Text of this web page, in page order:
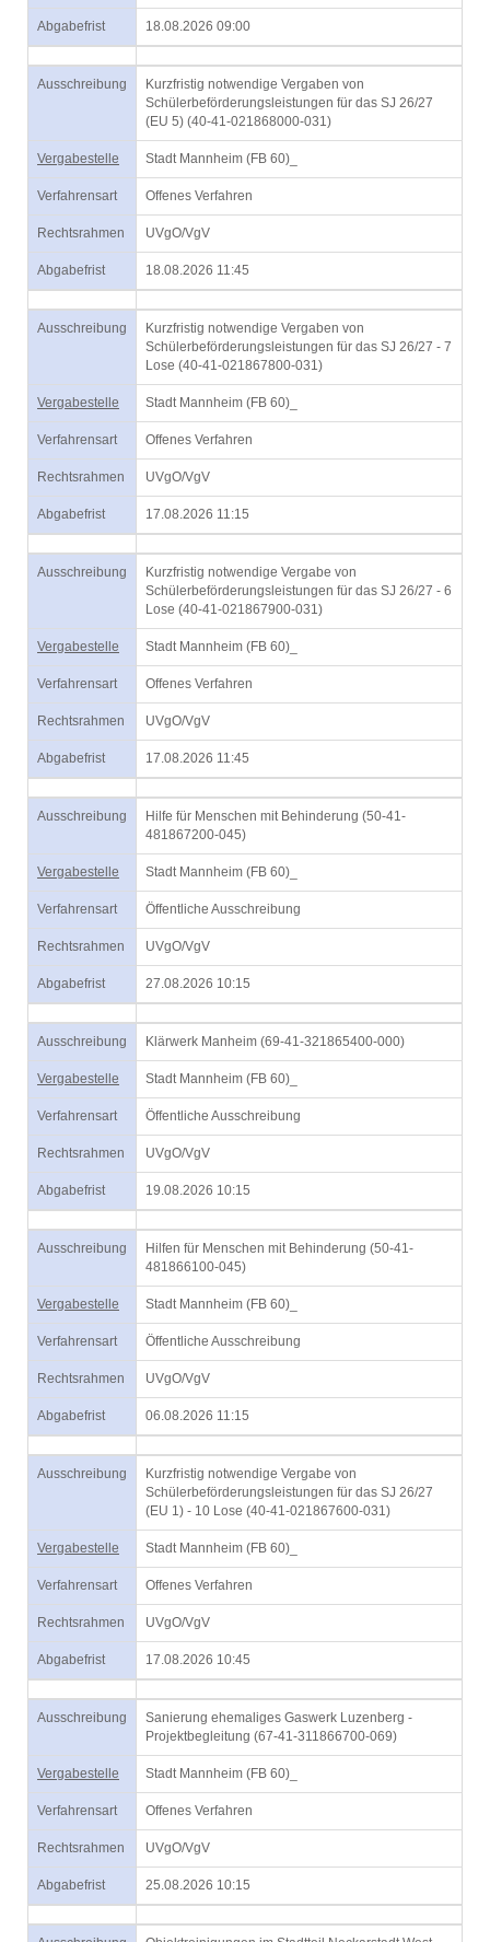
Abgabefrist 18.08.2026 09:00
Ausschreibung
Kurzfristig notwendige Vergaben von
Schülerbeförderungsleistungen für das SJ 26/27
(EU 5) (40-41-021868000-031)
Vergabestelle Stadt Mannheim (FB 60)_
Verfahrensart Offenes Verfahren
Rechtsrahmen UVgO/VgV
Abgabefrist 18.08.2026 11:45
Ausschreibung
Kurzfristig notwendige Vergaben von
Schülerbeförderungsleistungen für das SJ 26/27 - 7
Lose (40-41-021867800-031)
Vergabestelle Stadt Mannheim (FB 60)_
Verfahrensart Offenes Verfahren
Rechtsrahmen UVgO/VgV
Abgabefrist 17.08.2026 11:15
Ausschreibung
Kurzfristig notwendige Vergabe von
Schülerbeförderungsleistungen für das SJ 26/27 - 6
Lose (40-41-021867900-031)
Vergabestelle Stadt Mannheim (FB 60)_
Verfahrensart Offenes Verfahren
Rechtsrahmen UVgO/VgV
Abgabefrist 17.08.2026 11:45
Ausschreibung
Hilfe für Menschen mit Behinderung (50-41-
481867200-045)
Vergabestelle Stadt Mannheim (FB 60)_
Verfahrensart Öffentliche Ausschreibung
Rechtsrahmen UVgO/VgV
Abgabefrist 27.08.2026 10:15
Ausschreibung Klärwerk Manheim (69-41-321865400-000)
Vergabestelle Stadt Mannheim (FB 60)_
Verfahrensart Öffentliche Ausschreibung
Rechtsrahmen UVgO/VgV
Abgabefrist 19.08.2026 10:15
Ausschreibung
Hilfen für Menschen mit Behinderung (50-41-
481866100-045)
Vergabestelle Stadt Mannheim (FB 60)_
Verfahrensart Öffentliche Ausschreibung
Rechtsrahmen UVgO/VgV
Abgabefrist 06.08.2026 11:15
Ausschreibung
Kurzfristig notwendige Vergabe von
Schülerbeförderungsleistungen für das SJ 26/27
(EU 1) - 10 Lose (40-41-021867600-031)
Vergabestelle Stadt Mannheim (FB 60)_
Verfahrensart Offenes Verfahren
Rechtsrahmen UVgO/VgV
Abgabefrist 17.08.2026 10:45
Ausschreibung
Sanierung ehemaliges Gaswerk Luzenberg -
Projektbegleitung (67-41-311866700-069)
Vergabestelle Stadt Mannheim (FB 60)_
Verfahrensart Offenes Verfahren
Rechtsrahmen UVgO/VgV
Abgabefrist 25.08.2026 10:15